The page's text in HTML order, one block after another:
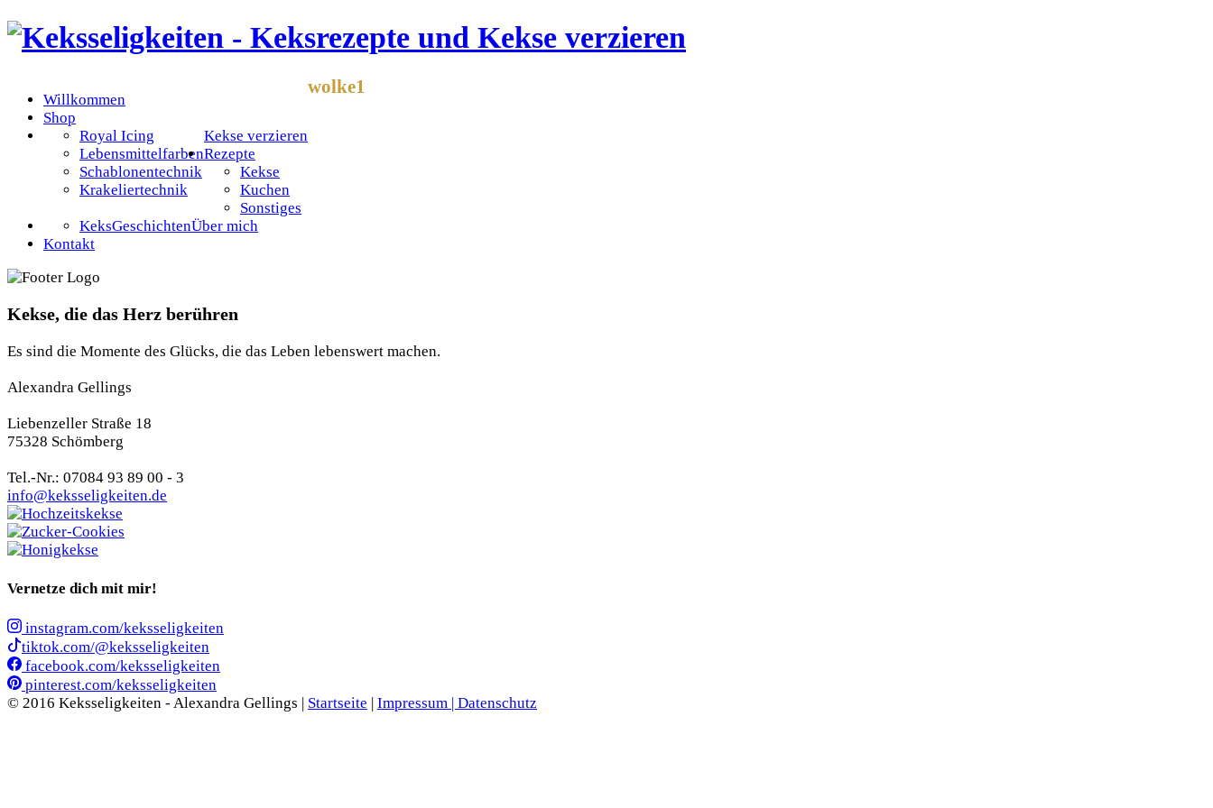
Willkommen
Shop
Kekse verzieren
Royal Icing
Lebensmittelfarben
Schablonentechnik
Krakeliertechnik
Rezepte
Kekse
Kuchen
Sonstiges
Über mich
KeksGeschichten
Kontakt
wolke1
Kekse, die das Herz berühren
Es sind die Momente des Glücks, die das Leben lebenswert machen.
Alexandra Gellings
Liebenzeller Straße 18
75328 Schömberg
Tel.-Nr.: 07084 93 89 00 - 3
info@keksseligkeiten.de
Vernetze dich mit mir!
instagram.com/keksseligkeiten
tiktok.com/@keksseligkeiten
facebook.com/keksseligkeiten
pinterest.com/keksseligkeiten
© 2016 Keksseligkeiten - Alexandra Gellings | Startseite | Impressum | Datenschutz